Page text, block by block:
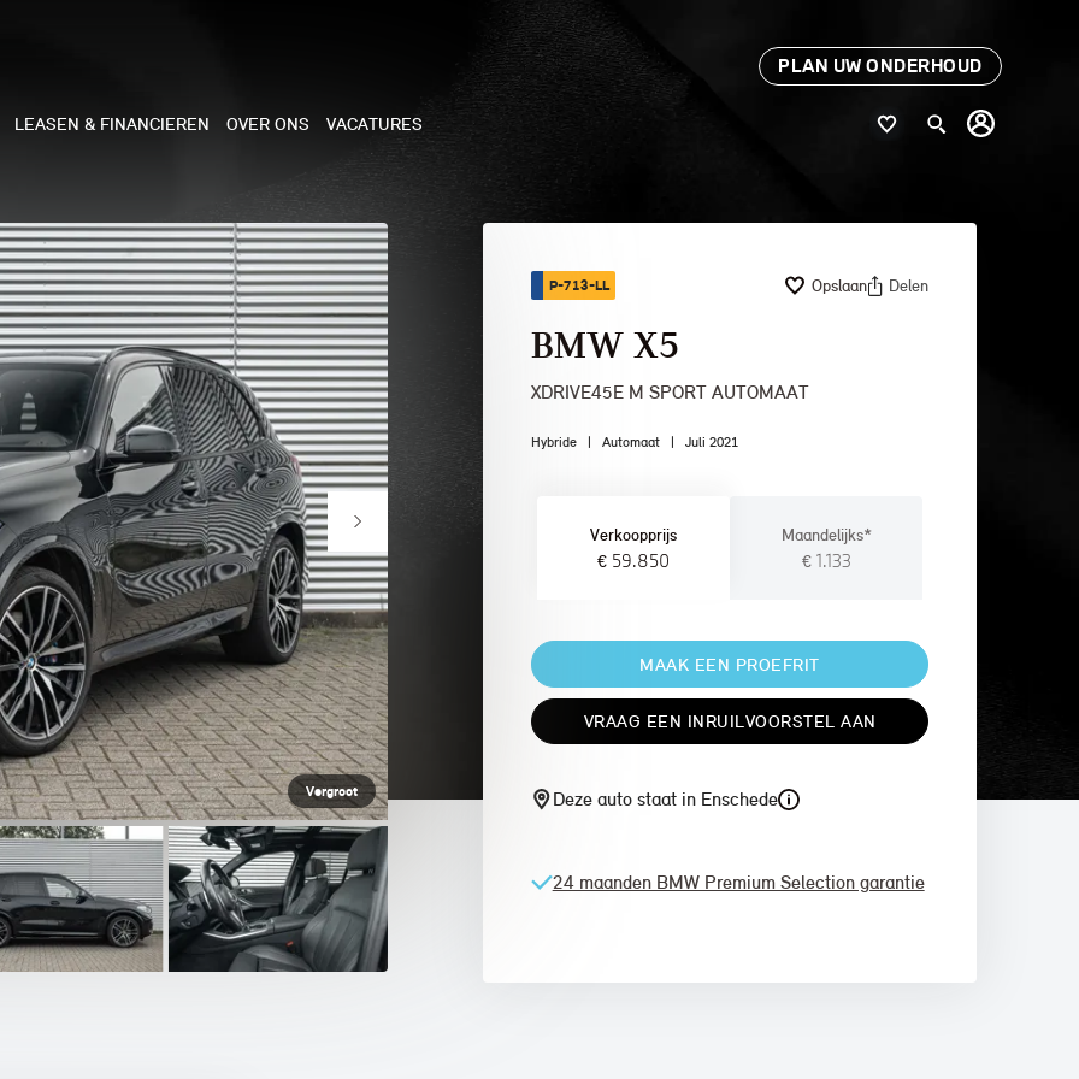
PLAN UW ONDERHOUD
3-DEURS
CABRIO
5-DEURS
COOPER WORKS
SMITH EDITION
LEASEN & FINANCIEREN OVER ONS VACATURES
Vergroot
P-713-LL Opslaan Delen
BMW X5
XDRIVE45E M SPORT AUTOMAAT
Hybride | Automaat | Juli 2021
Verkoopprijs
€ 59.850
Maandelijks*
€ 1.133
MAAK EEN PROEFRIT
VRAAG EEN INRUILVOORSTEL AAN
Deze auto staat in Enschede
24 maanden BMW Premium Selection garantie